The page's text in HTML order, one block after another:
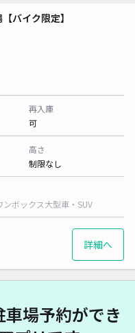
バイク限定】
再入庫
可
高さ
制限なし
ンボックス大型車・SUV
詳細へ
場予約ができ